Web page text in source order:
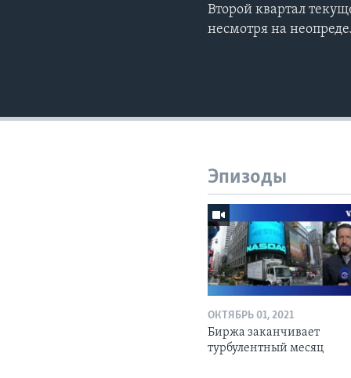
Второй квартал
несмотря на
Эпизоды
ОКТЯБРЬ 01, 2021
Биржа заканчивает
турбулентный месяц